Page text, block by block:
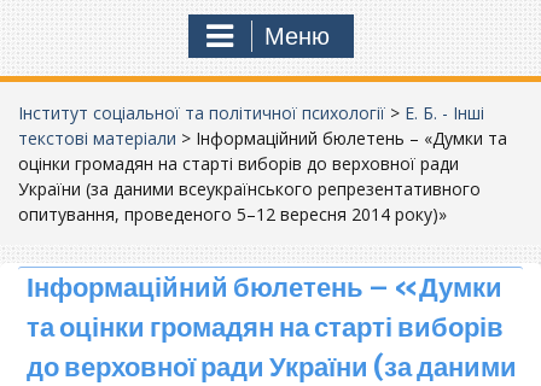
Меню
Інститут соціальної та політичної психології > Е. Б. - Інші
текстові матеріали > Інформаційний бюлетень – «Думки та
оцінки громадян на старті виборів до верховної ради
України (за даними всеукраїнського репрезентативного
опитування, проведеного 5–12 вересня 2014 року)»
Інформаційний бюлетень – «Думки
та оцінки громадян на старті виборів
до верховної ради України (за даними